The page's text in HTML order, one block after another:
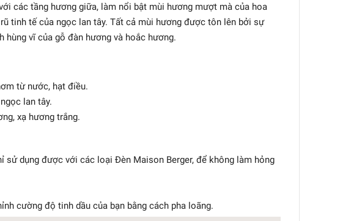
các tầng hương giữa, làm nổi bật mùi hương mượt mà của hoa
tinh tế của ngọc lan tây. Tất cả mùi hương được tôn lên bởi sự
hùng vĩ của gỗ đàn hương và hoắc hương.
từ nước, hạt điều.
lan tây.
xạ hương trắng.
sử dụng được với các loại Đèn Maison Berger, để không làm hỏng
cường độ tinh dầu của bạn bằng cách pha loãng.